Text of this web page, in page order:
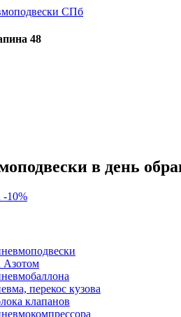
48
в день
-10%
Азотом
перекос кузова
клапанов